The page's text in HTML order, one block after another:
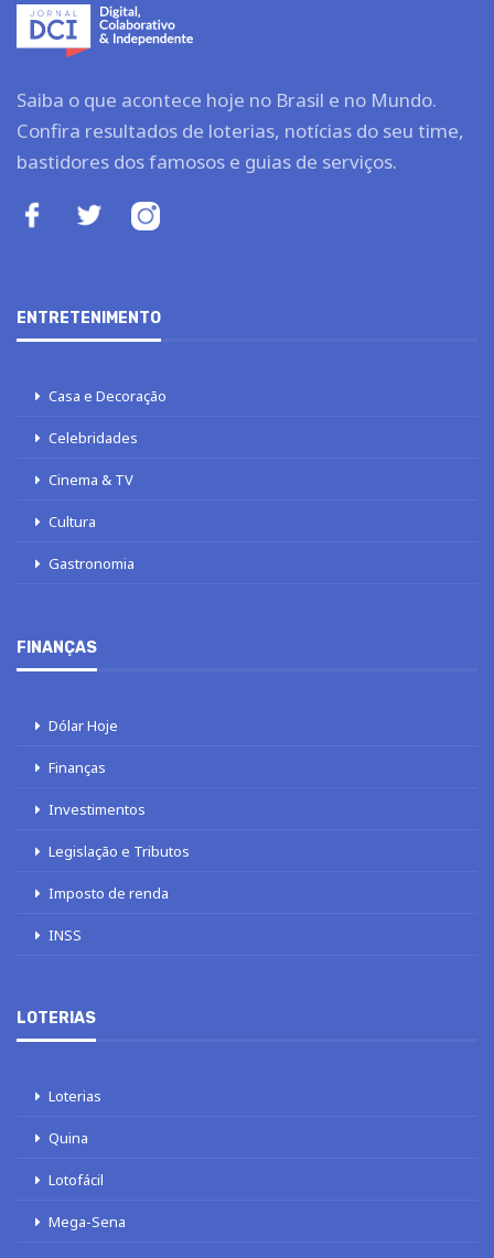
Saiba o que acontece hoje no Brasil e no Mundo.
Confira resultados de loterias, notícias do seu time,
bastidores dos famosos e guias de serviços.
ENTRETENIMENTO
Casa e Decoração
Celebridades
Cinema & TV
Cultura
Gastronomia
FINANÇAS
Dólar Hoje
Finanças
Investimentos
Legislação e Tributos
Imposto de renda
INSS
LOTERIAS
Loterias
Quina
Lotofácil
Mega-Sena